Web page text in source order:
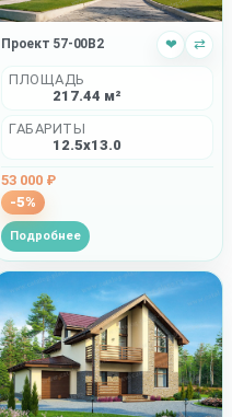
Проект 57-00B2 ❤ ⇄
ПЛОЩАДЬ
217.44 м²
ГАБАРИТЫ
12.5x13.0
53 000 ₽
-5%
Подробнее